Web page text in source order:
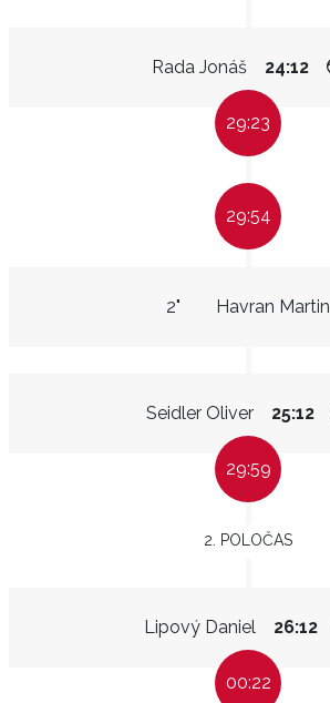
Rada Jonáš 24:12
29:23
29:54
Havran Martin
2"
Seidler Oliver 25:12
29:59
2. POLOČAS
Lipový Daniel 26:12
00:22